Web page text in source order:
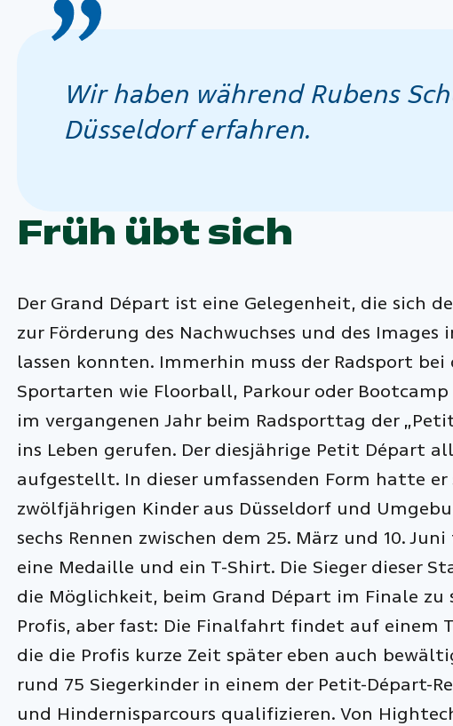
Wir haben während Rubens
Düsseldorf erfahren.
Früh übt sich
Der Grand Départ ist eine Gelegenheit, die sich
zur Förderung des Nachwuchses und des
lassen konnten. Immerhin muss der Radsport
Sportarten wie Floorball, Parkour oder
im vergangenen Jahr beim Radsporttag der
ins Leben gerufen. Der diesjährige Petit Départ
aufgestellt. In dieser umfassenden Form hatte
zwölfjährigen Kinder aus Düsseldorf und
sechs Rennen zwischen dem 25. März und 10.
eine Medaille und ein T-Shirt. Die Sieger dieser
die Möglichkeit, beim Grand Départ im Finale
Profis, aber fast: Die Finalfahrt findet auf einem
die die Profis kurze Zeit später eben auch
rund 75 Siegerkinder in einem der Petit-Départ-
und Hindernisparcours qualifizieren. Von